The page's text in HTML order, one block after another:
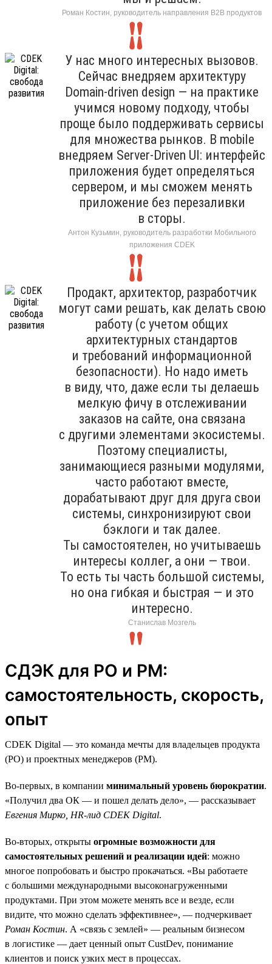
Роман Костин, руководитель направления B2B продуктов
У нас много интересных вызовов.
Сейчас внедряем архитектуру
Domain-driven design — на практике
учимся новому подходу, чтобы
проще было поддерживать сервисы
для множества рынков. В mobile
внедряем Server-Driven UI: интерфейс
приложения будет определяться
сервером, и мы сможем менять
приложение без перезаливки
в сторы.
Антон Кузьмин, руководитель разработки Мобильного
приложения CDEK
Продакт, архитектор, разработчик
могут сами решать, как делать свою
работу (с учетом общих
архитектурных стандартов
и требований информационной
безопасности). Но надо иметь
в виду, что, даже если ты делаешь
мелкую фичу в отслеживании
заказов на сайте, она связана
с другими элементами экосистемы.
Поэтому специалисты,
занимающиеся разными модулями,
часто работают вместе,
дорабатывают друг для друга свои
системы, синхронизируют свои
бэклоги и так далее.
Ты самостоятелен, но учитываешь
интересы коллег, а они — твои.
То есть ты часть большой системы,
но она гибкая и быстрая — и это
интересно.
Станислав Мозгель
СДЭК для PO и PM:
самостоятельность, скорость,
опыт
CDEK Digital — это команда мечты для владельцев продукта
(PO) и проектных менеджеров (PM).
Во-первых, в компании минимальный уровень бюрократии.
«Получил два ОК — и пошел делать дело», — рассказывает
Евгения Мирко, HR-лид CDEK Digital.
Во-вторых, открыты огромные возможности для
самостоятельных решений и реализации идей: можно
многое попробовать и быстро прокачаться. «Вы работаете
с большими международными высоконагруженными
продуктами. При этом можете менять все и везде, если
видите, что можно сделать эффективнее», — подчеркивает
Роман Костин. А «связь с землей» — реальным бизнесом
в логистике — дает ценный опыт CustDev, понимание
клиентов и поиск узких мест в процессах.